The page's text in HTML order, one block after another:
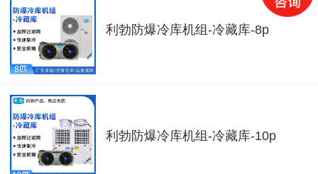
利勃防爆冷库机组-冷藏库-8p
利勃防爆冷库机组-冷藏库-10p